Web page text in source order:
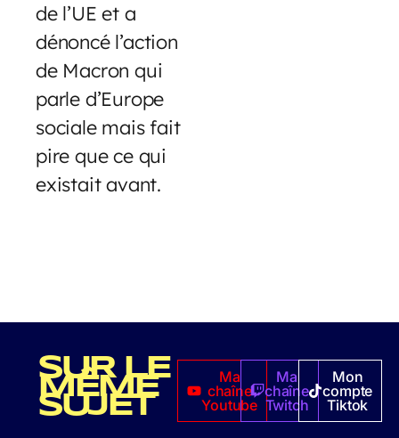
de l’UE et a
dénoncé l’action
de Macron qui
parle d’Europe
sociale mais fait
pire que ce qui
existait avant.
SUR LE
MÊME
SUJET
Ma
chaîne
Youtube
Ma
chaîne
Twitch
Mon
compte
Tiktok